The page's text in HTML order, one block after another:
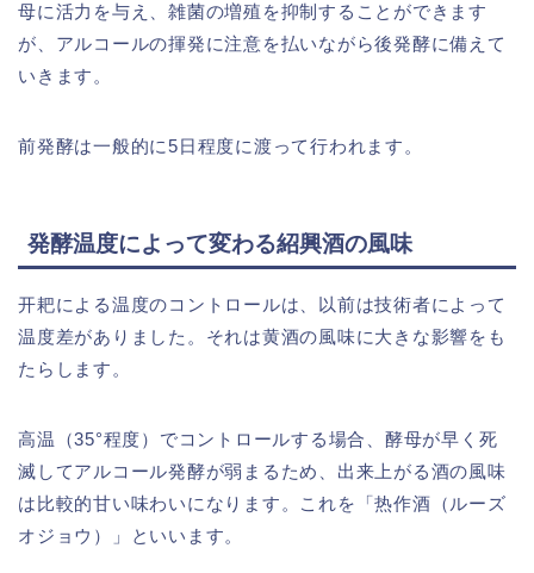
母に活力を与え、雑菌の増殖を抑制することができます
が、アルコールの揮発に注意を払いながら後発酵に備えて
いきます。
前発酵は一般的に5日程度に渡って行われます。
発酵温度によって変わる紹興酒の風味
开耙による温度のコントロールは、以前は技術者によって
温度差がありました。それは黄酒の風味に大きな影響をも
たらします。
高温（35°程度）でコントロールする場合、酵母が早く死
滅してアルコール発酵が弱まるため、出来上がる酒の風味
は比較的甘い味わいになります。これを「热作酒（ルーズ
オジョウ）」といいます。